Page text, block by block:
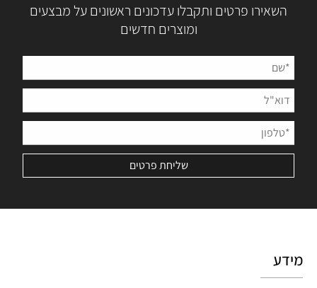
השאירו פרטים ותקבלו עדכונים ראשונים על מבצעים
ומוצרים חדשים
מידע